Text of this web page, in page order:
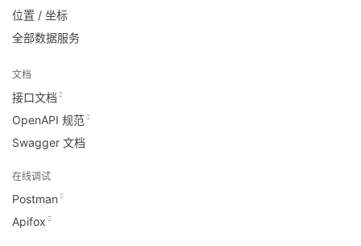
位置 / 坐标
全部数据服务
文档
接口文档
OpenAPI 规范
Swagger 文档
在线调试
Postman
Apifox